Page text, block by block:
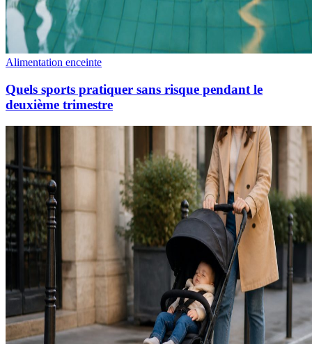
Alimentation enceinte
Quels sports pratiquer sans risque pendant le
deuxième trimestre